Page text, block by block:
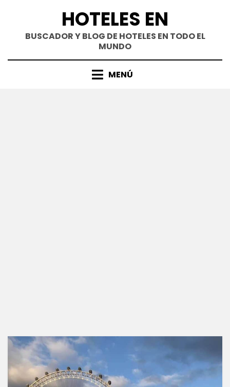
contenido
HOTELES EN
BUSCADOR Y BLOG DE HOTELES EN TODO EL
MUNDO
MENÚ